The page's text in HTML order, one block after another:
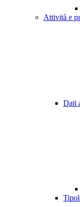
Attività e
Dati